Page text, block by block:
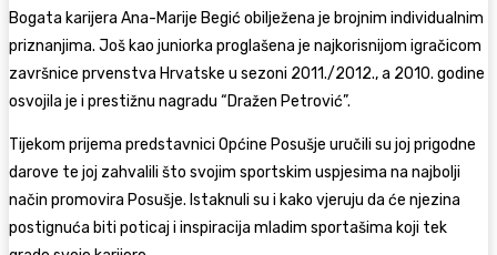
Bogata karijera Ana-Marije Begić obilježena je brojnim individualnim
priznanjima. Još kao juniorka proglašena je najkorisnijom igračicom
završnice prvenstva Hrvatske u sezoni 2011./2012., a 2010. godine
osvojila je i prestižnu nagradu “Dražen Petrović”.
Tijekom prijema predstavnici Općine Posušje uručili su joj prigodne
darove te joj zahvalili što svojim sportskim uspjesima na najbolji
način promovira Posušje. Istaknuli su i kako vjeruju da će njezina
postignuća biti poticaj i inspiracija mladim sportašima koji tek